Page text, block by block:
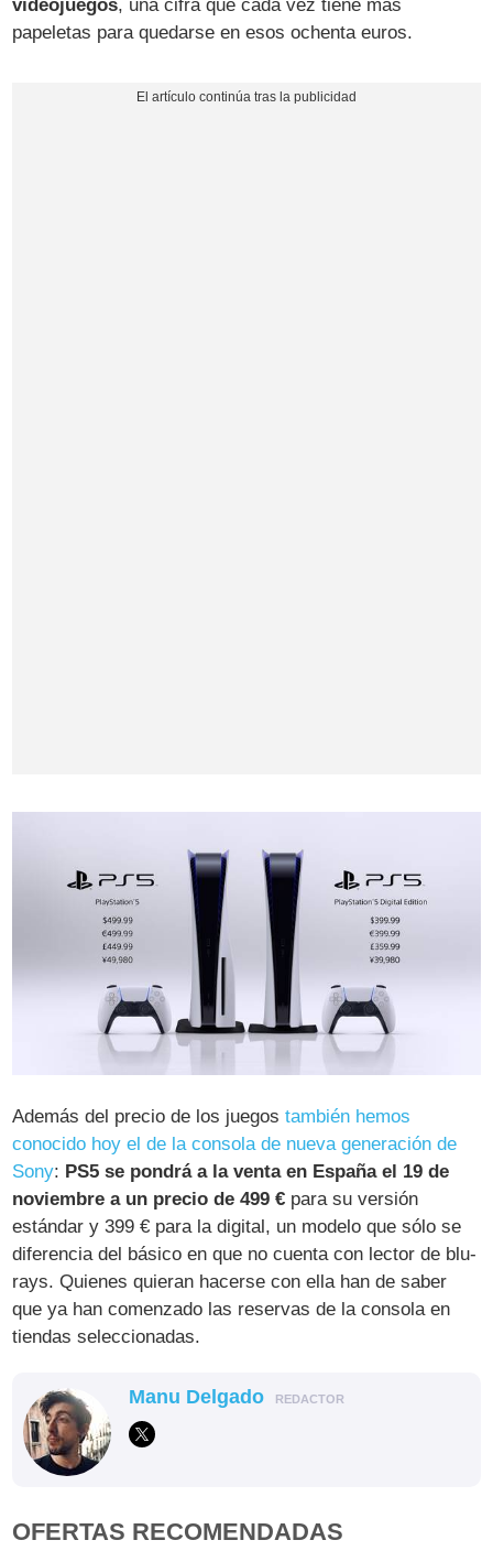
videojuegos, una cifra que cada vez tiene más
papeletas para quedarse en esos ochenta euros.
Además del precio de los juegostambién hemos
conocido hoy el de la consola de nueva generación de
Sony: PS5 se pondrá a la venta en España el 19 de
noviembre a un precio de 499 € para su versión
estándar y 399 € para la digital, un modelo que sólo se
diferencia del básico en que no cuenta con lector de blu-
rays. Quienes quieran hacerse con ella han de saber
que ya han comenzado las reservas de la consola en
tiendas seleccionadas.
Manu Delgado REDACTOR
OFERTAS RECOMENDADAS